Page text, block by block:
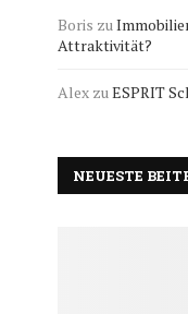
Boris zu
Attraktivität?
Alex zuESPRIT
NEUESTE